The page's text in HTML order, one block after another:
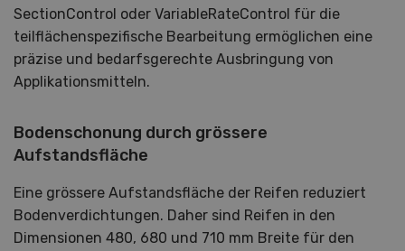
SectionControl oder VariableRateControl für die
teilflächenspezifische Bearbeitung ermöglichen eine
präzise und bedarfsgerechte Ausbringung von
Applikationsmitteln.
Bodenschonung durch grössere
Aufstandsfläche
Eine grössere Aufstandsfläche der Reifen reduziert
Bodenverdichtungen. Daher sind Reifen in den
Dimensionen 480, 680 und 710 mm Breite für den